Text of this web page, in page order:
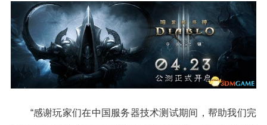
“感谢玩家们在中国服务器技术测试期间，帮助我们完